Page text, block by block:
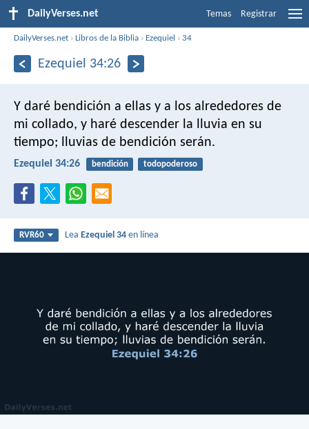
DailyVerses.net Temas Registrar
DailyVerses.net ›Libros de la Biblia › Ezequiel ›34
Ezequiel 34:26
Y daré bendición a ellas y a los alrededores de
mi collado, y haré descender la lluvia en su
tiempo; lluvias de bendición serán.
Ezequiel 34:26 bendición todopoderoso
RVR60 LeaEzequiel 34 en línea